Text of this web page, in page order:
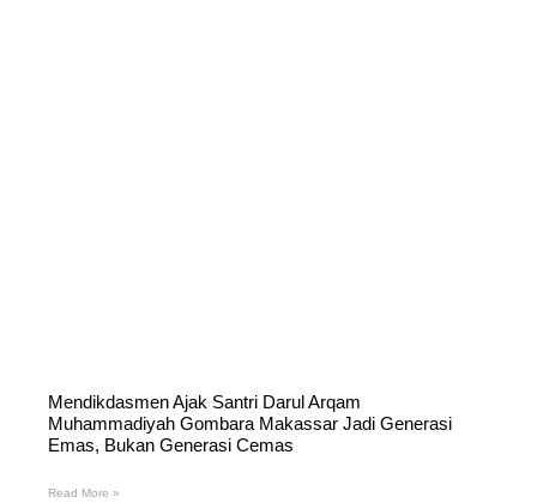
Mendikdasmen Ajak Santri Darul Arqam
Muhammadiyah Gombara Makassar Jadi Generasi
Emas, Bukan Generasi Cemas
Read More »